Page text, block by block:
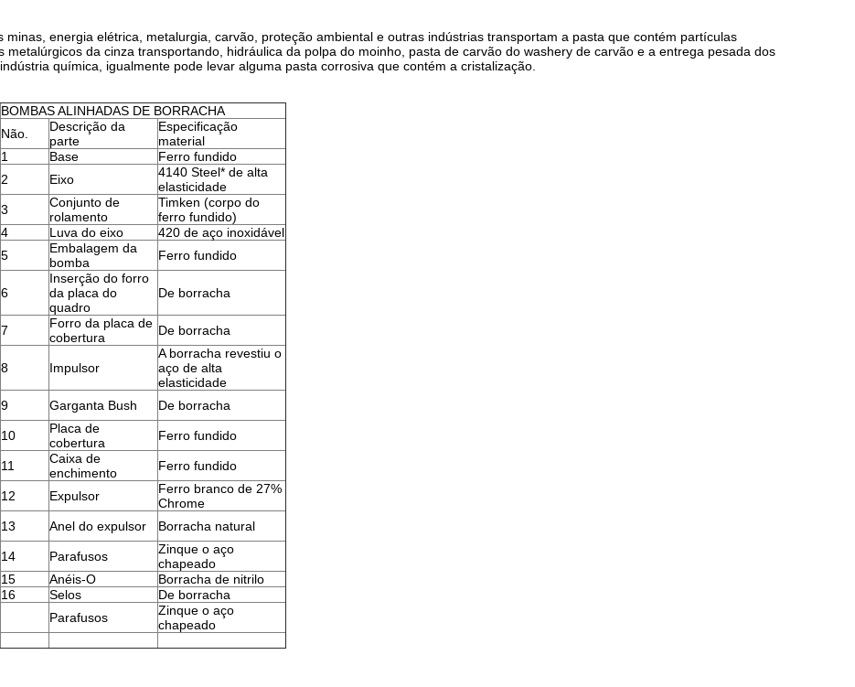
energia elétrica, metalurgia, carvão, proteção ambiental e outras indústrias transportam a pasta que contém partículas
da cinza transportando, hidráulica da polpa do moinho, pasta de carvão do washery de carvão e a entrega pesada dos
química, igualmente pode levar alguma pasta corrosiva que contém a cristalização.
BOMBAS ALINHADAS DE BORRACHA
Não.
Descrição da
parte
Especificação
material
1 Base
Ferro fundido
2 Eixo
4140 Steel* de alta
elasticidade
3
Conjunto de
rolamento
Timken (corpo do
ferro fundido)
4 Luva do eixo
420 de aço inoxidável
5
Embalagem da
bomba
Ferro fundido
6
Inserção do forro
da placa do
quadro
De borracha
7
Forro da placa de
cobertura
De borracha
8 Impulsor
A borracha revestiu o
aço de alta
elasticidade
9 Garganta Bush De borracha
10
Placa de
cobertura
Ferro fundido
11
Caixa de
enchimento
Ferro fundido
12 Expulsor
Ferro branco de 27%
Chrome
13 Anel do expulsor Borracha natural
14 Parafusos
Zinque o aço
chapeado
15 Anéis-O
Borracha de nitrilo
16 Selos
De borracha
Parafusos
Zinque o aço
chapeado